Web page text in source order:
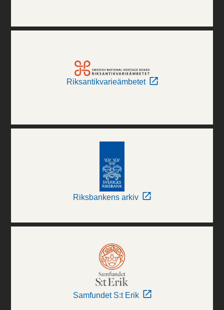
Riksantikvarieämbetet
Riksbankens arkiv
Samfundet S:t Erik